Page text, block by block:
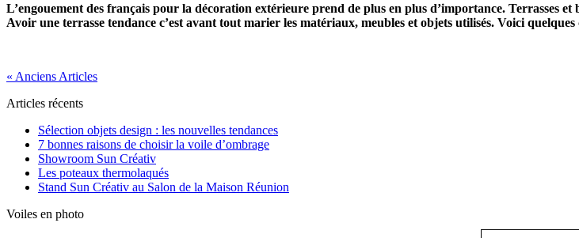
L’engouement des français pour la décoration extérieure prend de plus en plus d’importance. Terrasses
Avoir une terrasse tendance c’est avant tout marier les matériaux, meubles et objets utilisés. Voici
« Anciens Articles
Articles récents
Sélection objets design : les nouvelles tendances
7 bonnes raisons de choisir la voile d’ombrage
Showroom Sun Créativ
Les poteaux thermolaqués
Stand Sun Créativ au Salon de la Maison Réunion
Voiles en photo